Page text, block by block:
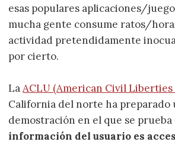
esas populares aplicaciones/
mucha gente consume ratos/
actividad pretendidamente
por cierto.
LaACLU (American Civil
California del norte ha preparado
demostración en el que se prueba
información del usuario es